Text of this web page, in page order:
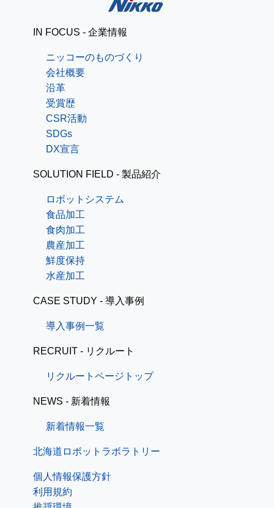
IN FOCUS - 企業情報
ニッコーのものづくり
会社概要
沿革
受賞歴
CSR活動
SDGs
DX宣言
SOLUTION FIELD - 製品紹介
ロボットシステム
食品加工
食肉加工
農産加工
鮮度保持
水産加工
CASE STUDY - 導入事例
導入事例一覧
RECRUIT - リクルート
リクルートページトップ
NEWS - 新着情報
新着情報一覧
北海道ロボットラボラトリー
個人情報保護方針
利用規約